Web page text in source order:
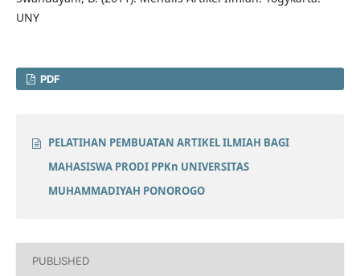
UNY
PDF
PELATIHAN PEMBUATAN ARTIKEL ILMIAH BAGI
MAHASISWA PRODI PPKn UNIVERSITAS
MUHAMMADIYAH PONOROGO
PUBLISHED